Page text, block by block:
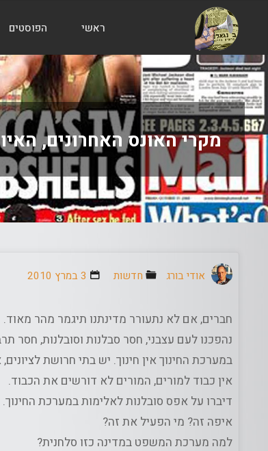
הבלוג
של
אודי
בורג
ראשי הפוסטים
מקרי האונס האחרונים,
אודי בורג חדשות 3 במרץ 2010
חברים, אם לא נתעורר מדינתנו תיגמר מהר מאוד.
נהפכנו לעם עצבני, חסר סבלנות וסובלנות, חסר
במערכת החינוך אין חינוך. יש בתי חרושת
אין כבוד למורים, המורים לא דורשים את הכבוד.
דיברו על אפס סובלנות לאלימות במערכת החינוך.
איפה זה? מי הפעיל את זה?
למה מערכת המשפט במדינה כזו סלחנית?